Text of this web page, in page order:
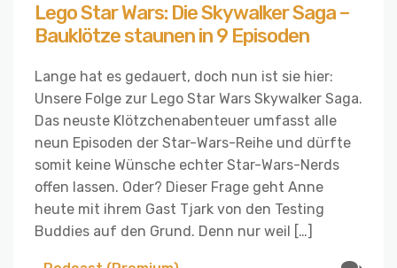
Lego Star Wars: Die Skywalker Saga –
Bauklötze staunen in 9 Episoden
Lange hat es gedauert, doch nun ist sie hier:
Unsere Folge zur Lego Star Wars Skywalker Saga.
Das neuste Klötzchenabenteuer umfasst alle
neun Episoden der Star-Wars-Reihe und dürfte
somit keine Wünsche echter Star-Wars-Nerds
offen lassen. Oder? Dieser Frage geht Anne
heute mit ihrem Gast Tjark von den Testing
Buddies auf den Grund. Denn nur weil […]